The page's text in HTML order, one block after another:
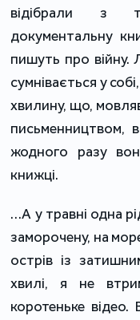
відібрали з
документальну
пишуть про війну.
сумнівається у
хвилину, що,
письменництвом,
жодного разу
книжці.
…А у травні одна
заморочену, на
острів із
хвилі, я не
коротеньке